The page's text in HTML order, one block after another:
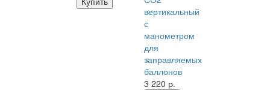
вертикальный
с
манометром
для
заправляемых
баллонов
3 220 р.